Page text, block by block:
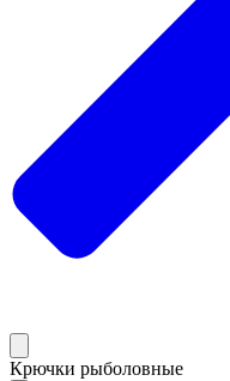
Крючки рыболовные